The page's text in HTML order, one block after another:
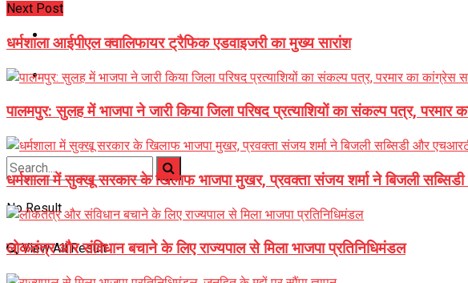
Career
Jyotish Bhagya
No Result
View All Result
Next Post
धर्मशाला आईपीएल क्वालिफायर ट्रैफिक एडवाइजरी का मुख्य सारांश
पालमपुर: सुलह में भाजपा ने जारी किया जिला परिषद प्रत्याशियों का संकल्प पत्र, परमार
धर्मशाला में सुक्खू सरकार के खिलाफ भाजपा मुखर, प्रवक्ता संजय शर्मा ने बिजली
लोकतंत्र और संविधान बचाने के लिए राज्यपाल से मिला भाजपा प्रतिनिधिमंडल